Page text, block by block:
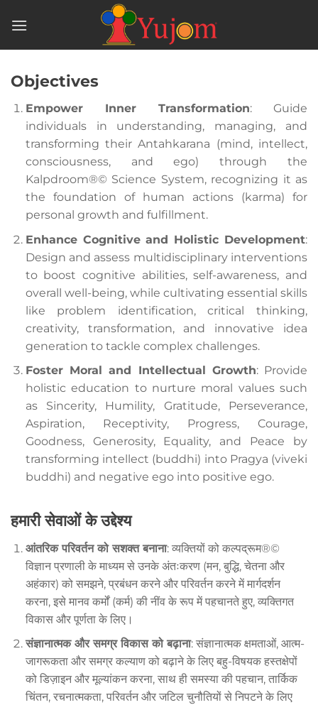
Objectives
Empower Inner Transformation: Guide
individuals in understanding, managing, and
transforming their Antahkarana (mind, intellect,
consciousness, and ego) through the
Kalpdroom®© Science System, recognizing it as
the foundation of human actions (karma) for
personal growth and fulfillment.
Enhance Cognitive and Holistic Development:
Design and assess multidisciplinary interventions
to boost cognitive abilities, self-awareness, and
overall well-being, while cultivating essential skills
like problem identification, critical thinking,
creativity, transformation, and innovative idea
generation to tackle complex challenges.
Foster Moral and Intellectual Growth: Provide
holistic education to nurture moral values such
as Sincerity, Humility, Gratitude, Perseverance,
Aspiration, Receptivity, Progress, Courage,
Goodness, Generosity, Equality, and Peace by
transforming intellect (buddhi) into Pragya (viveki
buddhi) and negative ego into positive ego.
हमारी सेवाओं के उद्देश्य
आंतरिक परिवर्तन को सशक्त बनाना: व्यक्तियों को कल्पद्रूम®©
विज्ञान प्रणाली के माध्यम से उनके अंतःकरण (मन, बुद्धि, चेतना और
अहंकार) को समझने, प्रबंधन करने और परिवर्तन करने में मार्गदर्शन
करना, इसे मानव कर्मों (कर्म) की नींव के रूप में पहचानते हुए, व्यक्तिगत
विकास और पूर्णता के लिए।
संज्ञानात्मक और समग्र विकास को बढ़ाना: संज्ञानात्मक क्षमताओं, आत्म-
जागरूकता और समग्र कल्याण को बढ़ाने के लिए बहु-विषयक हस्तक्षेपों
को डिज़ाइन और मूल्यांकन करना, साथ ही समस्या की पहचान, तार्किक
चिंतन, रचनात्मकता, परिवर्तन और जटिल चुनौतियों से निपटने के लिए